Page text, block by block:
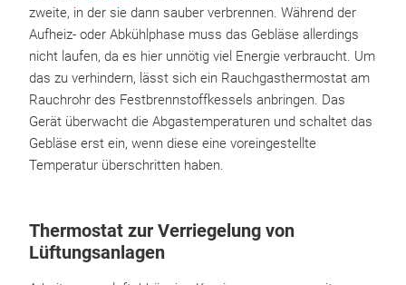
zweite, in der sie dann sauber verbrennen. Während der
Aufheiz- oder Abkühlphase muss das Gebläse allerdings
nicht laufen, da es hier unnötig viel Energie verbraucht. Um
das zu verhindern, lässt sich ein Rauchgasthermostat am
Rauchrohr des Festbrennstoffkessels anbringen. Das
Gerät überwacht die Abgastemperaturen und schaltet das
Gebläse erst ein, wenn diese eine voreingestellte
Temperatur überschritten haben.
Thermostat zur Verriegelung von
Lüftungsanlagen